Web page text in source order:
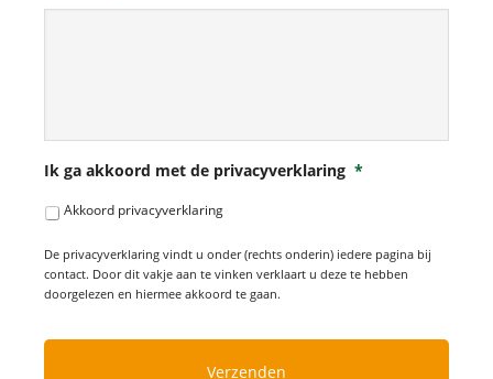
Ik ga akkoord met de privacyverklaring *
Akkoord privacyverklaring
De privacyverklaring vindt u onder (rechts onderin) iedere pagina bij
contact. Door dit vakje aan te vinken verklaart u deze te hebben
doorgelezen en hiermee akkoord te gaan.